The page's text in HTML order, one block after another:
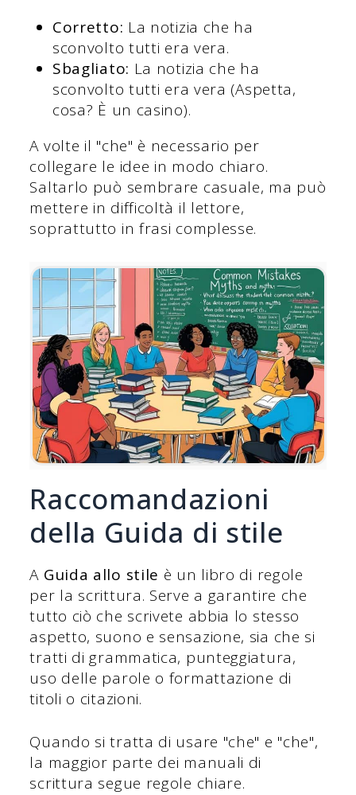
Corretto: La notizia che ha
sconvolto tutti era vera.
Sbagliato: La notizia che ha
sconvolto tutti era vera (Aspetta,
cosa? È un casino).
A volte il "che" è necessario per
collegare le idee in modo chiaro.
Saltarlo può sembrare casuale, ma può
mettere in difficoltà il lettore,
soprattutto in frasi complesse.
Raccomandazioni
della Guida di stile
A Guida allo stile è un libro di regole
per la scrittura. Serve a garantire che
tutto ciò che scrivete abbia lo stesso
aspetto, suono e sensazione, sia che si
tratti di grammatica, punteggiatura,
uso delle parole o formattazione di
titoli o citazioni.
Quando si tratta di usare "che" e "che",
la maggior parte dei manuali di
scrittura segue regole chiare.